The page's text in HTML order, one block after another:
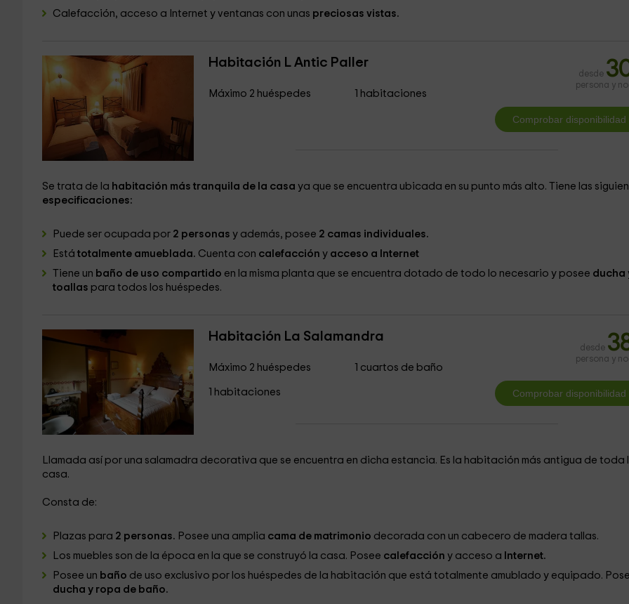
Calefacción, acceso a Internet y ventanas con unas preciosas vistas.
Habitación L Antic Paller
Máximo 2 huéspedes 1 habitaciones
desde
persona y
Se trata de la habitación más tranquila de la casa ya que se encuentra ubicada en su punto más alto. Tiene las
especificaciones:
Puede ser ocupada por 2 personas y además, posee 2 camas individuales.
Está totalmente amueblada. Cuenta con calefacción y acceso a Internet
Tiene un baño de uso compartido en la misma planta que se encuentra dotado de todo lo necesario y posee ducha
toallas para todos los huéspedes.
Habitación La Salamandra
Máximo 2 huéspedes
1 habitaciones
1 cuartos de baño
desde
persona y
Llamada así por una salamadra decorativa que se encuentra en dicha estancia. Es la habitación más antigua de toda
casa.
Consta de:
Plazas para 2 personas. Posee una amplia cama de matrimonio decorada con un cabecero de madera tallas.
Los muebles son de la época en la que se construyó la casa. Posee calefacción y acceso a Internet.
Posee un baño de uso exclusivo por los huéspedes de la habitación que está totalmente amublado y equipado.
ducha y ropa de baño.